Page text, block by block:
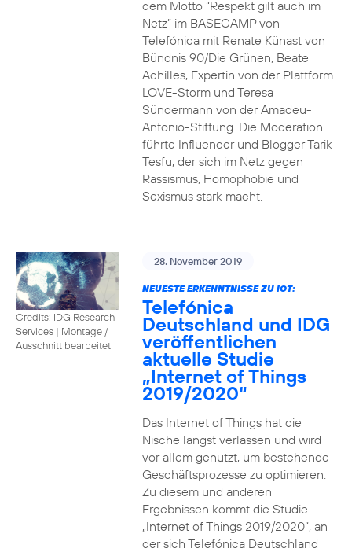
dem Motto “Respekt gilt auch im
Netz” im BASECAMP von
Telefónica mit Renate Künast von
Bündnis 90/Die Grünen, Beate
Achilles, Expertin von der Plattform
LOVE-Storm und Teresa
Sündermann von der Amadeu-
Antonio-Stiftung. Die Moderation
führte Influencer und Blogger Tarik
Tesfu, der sich im Netz gegen
Rassismus, Homophobie und
Sexismus stark macht.
Credits: IDG Research
Services | Montage /
Ausschnitt bearbeitet
28. November 2019
NEUESTE ERKENNTNISSE ZU IOT:
Telefónica
Deutschland und IDG
veröffentlichen
aktuelle Studie
„Internet of Things
2019/2020“
Das Internet of Things hat die
Nische längst verlassen und wird
vor allem genutzt, um bestehende
Geschäftsprozesse zu optimieren:
Zu diesem und anderen
Ergebnissen kommt die Studie
„Internet of Things 2019/2020“, an
der sich Telefónica Deutschland